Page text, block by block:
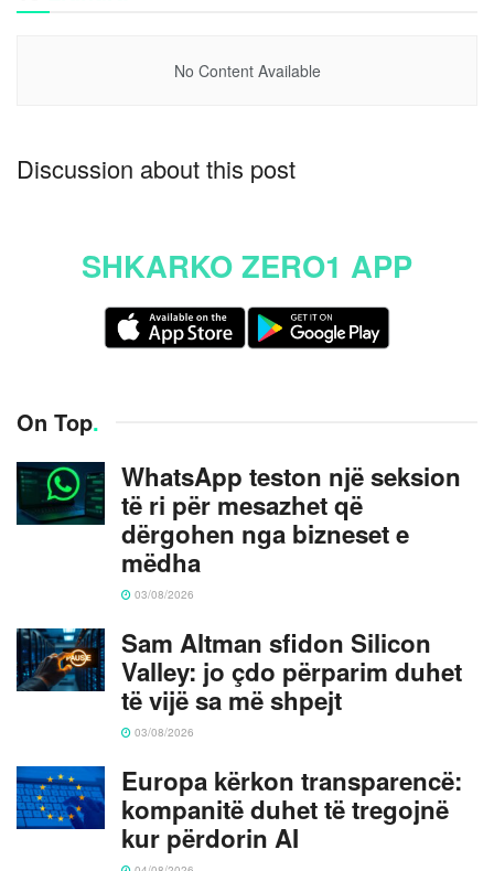
No Content Available
Discussion about this post
SHKARKO ZERO1 APP
On Top.
WhatsApp teston një seksion
të ri për mesazhet që
dërgohen nga bizneset e
mëdha
03/08/2026
Sam Altman sfidon Silicon
Valley: jo çdo përparim duhet
të vijë sa më shpejt
03/08/2026
Europa kërkon transparencë:
kompanitë duhet të tregojnë
kur përdorin AI